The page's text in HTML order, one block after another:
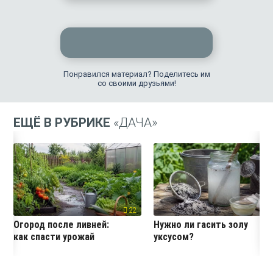
Понравился материал? Поделитесь им
со своими друзьями!
ЕЩЁ В РУБРИКЕ «ДАЧА»
22
Огород после ливней:
как спасти урожай
Нужно ли гасить золу
уксусом?